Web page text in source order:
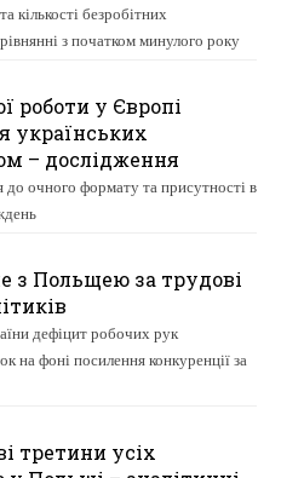
кількості безробітних
з початком минулого року
роботи у Європі
українських
– дослідження
очного формату та присутності в
з Польщею за трудові
дефіцит робочих рук
на фоні посилення конкуренції за
третини усіх